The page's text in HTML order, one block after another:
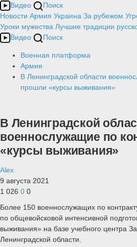
Видео
Поиск
Новости Армия Украина За рубежом
Уроки мужества Лучшие традиции
Видео
Поиск
Военная платформа
Армия
В Ленинградской области
прошли «курсы выживания»
В Ленинградской
военнослужащие по
«курсы выживания»
Alex
9 августа 2021
1 026 0 0
Более 150 военнослужащих по
по общевойсковой интенсивной
выживания» на базе учебного центра
Ленинградской области.